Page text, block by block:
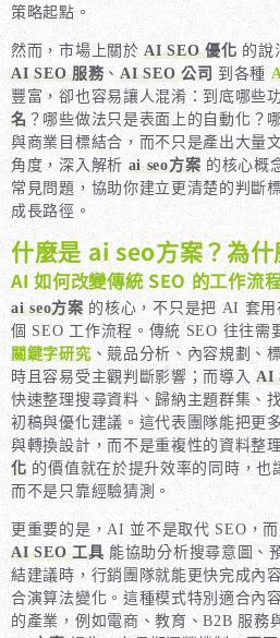
策略起點。
然而，市場上關於AI SEO 優化的說
AI SEO 服務 、AI SEO 公司 到各種
豐富，卻也容易讓人混淆：到底哪些
名？哪些做法只是表面上的自動化？
與商業目標結合，而不只是產出大量
角度，深入解析 ai seo方案 的核心概
常見問題，協助你建立更清楚的判斷
成長路徑。
什麼是 ai seo方案？為
AI 如何改變傳統 SEO 的工作流
ai seo方案的核心，不只是把 AI 套用
個 SEO 工作流程。傳統 SEO 往往需
關鍵字研究、競品分析、內容規劃、
時且容易受主觀判斷影響；而導入AI
快速整理搜尋資料、歸納主題群集、
初稿與優化建議。這代表團隊能把更
與轉換設計，而不是重複性的資料整
化的價值就在於提升效率的同時，也
而不是只靠經驗猜測。
更重要的是，AI 並不是取代 SEO，
AI SEO 工具 能協助分析搜尋意圖、
結建議時，行銷團隊就能更快完成內
合演算法變化。這種模式特別適合內
的產業，例如電商、教育、B2B 服務